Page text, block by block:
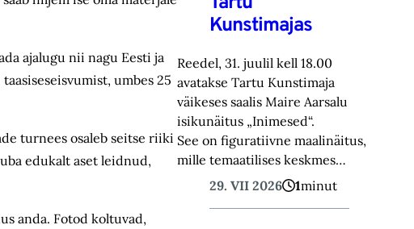
ajalugu nii nagu Eesti ja
umbes 25
turnees osaleb seitse riiki
edukalt aset leidnud,
anda. Fotod koltuvad,
Kunstimajas
Reedel, 31. juulil kell 18.00
avatakse Tartu Kunstimaja
väikeses saalis Maire Aarsalu
isikunäitus „Inimesed“.
See on figuratiivne maalinäitus,
mille temaatilises keskmes…
29. VII 2026
1minut